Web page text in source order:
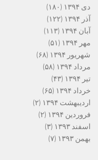
دی ۱۳۹۴
(۱۸۰)
آذر ۱۳۹۴
(۱۲۲)
آبان ۱۳۹۴
(۱۱۳)
مهر ۱۳۹۴
(۵۱)
شهریور ۱۳۹۴
(۶۸)
مرداد ۱۳۹۴
(۵۸)
تیر ۱۳۹۴
(۴۳)
خرداد ۱۳۹۴
(۶۵)
اردیبهشت ۱۳۹۴
(۲)
فروردین ۱۳۹۴
(۲)
اسفند ۱۳۹۳
(۳)
بهمن ۱۳۹۳
(۷)